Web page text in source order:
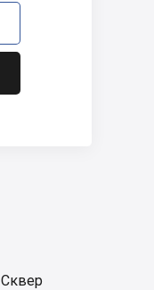
Сквер